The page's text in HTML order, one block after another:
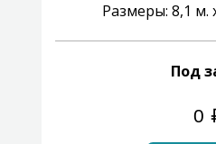
Размеры: 8,1 м.
Под
0